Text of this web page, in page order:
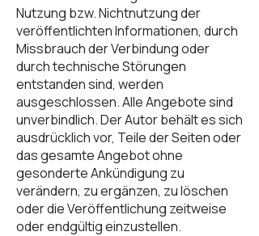
Nutzung bzw. Nichtnutzung der
veröffentlichten Informationen, durch
Missbrauch der Verbindung oder
durch technische Störungen
entstanden sind, werden
ausgeschlossen. Alle Angebote sind
unverbindlich. Der Autor behält es sich
ausdrücklich vor, Teile der Seiten oder
das gesamte Angebot ohne
gesonderte Ankündigung zu
verändern, zu ergänzen, zu löschen
oder die Veröffentlichung zeitweise
oder endgültig einzustellen.